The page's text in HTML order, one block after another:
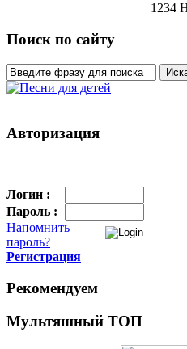
1 234
Поиск по сайту
Авторизация
Логин :
Пароль :
Напомнить
пароль?
Регистрация
Рекомендуем
Мультяшный ТОП